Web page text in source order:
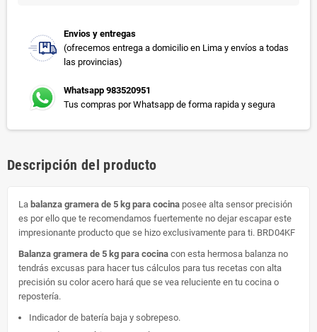
Envios y entregas
(ofrecemos entrega a domicilio en Lima y envíos a todas
las provincias)
Whatsapp 983520951
Tus compras por Whatsapp de forma rapida y segura
Descripción del producto
La balanza gramera de 5 kg para cocina posee alta sensor precisión
es por ello que te recomendamos fuertemente no dejar escapar este
impresionante producto que se hizo exclusivamente para ti. BRD04KF
Balanza gramera de 5 kg para cocina con esta hermosa balanza no
tendrás excusas para hacer tus cálculos para tus recetas con alta
precisión su color acero hará que se vea reluciente en tu cocina o
repostería.
Indicador de batería baja y sobrepeso.